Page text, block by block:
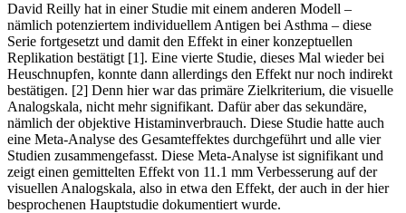
David Reilly hat in einer Studie mit einem anderen Modell –
nämlich potenziertem individuellem Antigen bei Asthma – diese
Serie fortgesetzt und damit den Effekt in einer konzeptuellen
Replikation bestätigt [1]. Eine vierte Studie, dieses Mal wieder bei
Heuschnupfen, konnte dann allerdings den Effekt nur noch indirekt
bestätigen. [2] Denn hier war das primäre Zielkriterium, die visuelle
Analogskala, nicht mehr signifikant. Dafür aber das sekundäre,
nämlich der objektive Histaminverbrauch. Diese Studie hatte auch
eine Meta-Analyse des Gesamteffektes durchgeführt und alle vier
Studien zusammengefasst. Diese Meta-Analyse ist signifikant und
zeigt einen gemittelten Effekt von 11.1 mm Verbesserung auf der
visuellen Analogskala, also in etwa den Effekt, der auch in der hier
besprochenen Hauptstudie dokumentiert wurde.